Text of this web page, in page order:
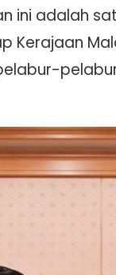
ini adalah